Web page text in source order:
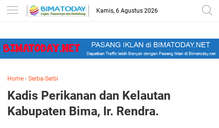
-->
Kamis, 6 Agustus 2026
Home › Serba-Serbi
Kadis Perikanan dan Kelautan
Kabupaten Bima, Ir. Rendra.